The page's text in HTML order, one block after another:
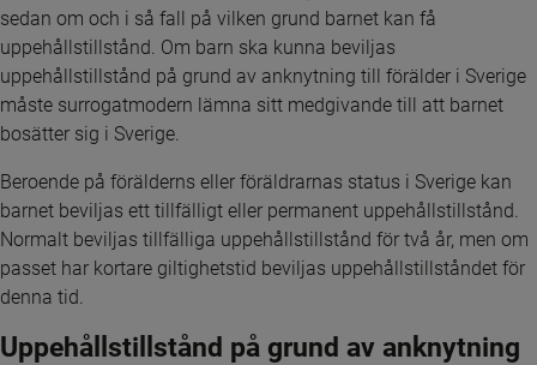
sedan om och i så fall på vilken grund barnet kan få
uppehållstillstånd. Om barn ska kunna beviljas
uppehållstillstånd på grund av anknytning till förälder i Sverige
måste surrogatmodern lämna sitt medgivande till att barnet
bosätter sig i Sverige.
Beroende på förälderns eller föräldrarnas status i Sverige kan
barnet beviljas ett tillfälligt eller permanent uppehållstillstånd.
Normalt beviljas tillfälliga uppehållstillstånd för två år, men om
passet har kortare giltighetstid beviljas uppehållstillståndet för
denna tid.
Uppehållstillstånd på grund av anknytning